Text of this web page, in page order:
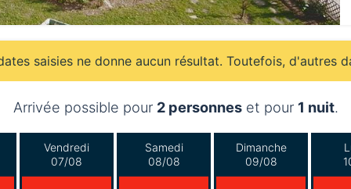
saisies ne donne aucun résultat. Toutefois, d'autres
Arrivée possible pour 2 personneset pour 1 nuit.
Vendredi
07/08
Samedi
08/08
Dimanche
09/08